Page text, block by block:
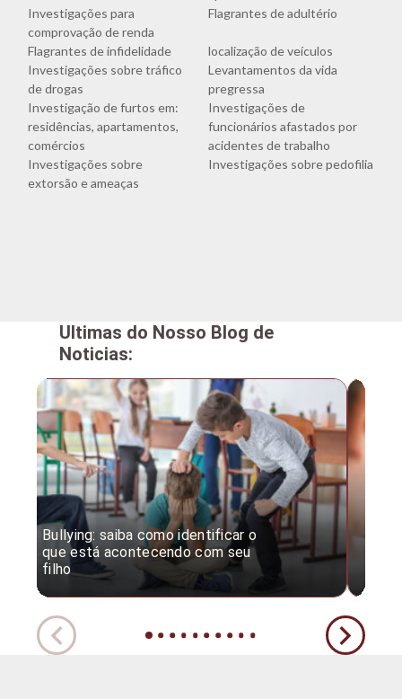
Investigações para
comprovação de renda
Flagrantes de adultério
Flagrantes de infidelidade
localização de veículos
Investigações sobre tráfico
de drogas
Levantamentos da vida
pregressa
Investigação de furtos em:
residências, apartamentos,
comércios
Investigações de
funcionários afastados por
acidentes de trabalho
Investigações sobre
extorsão e ameaças
Investigações sobre pedofilia
Ultimas do Nosso Blog de
Noticias:
Bullying: saiba como identificar o
que está acontecendo com seu
filho